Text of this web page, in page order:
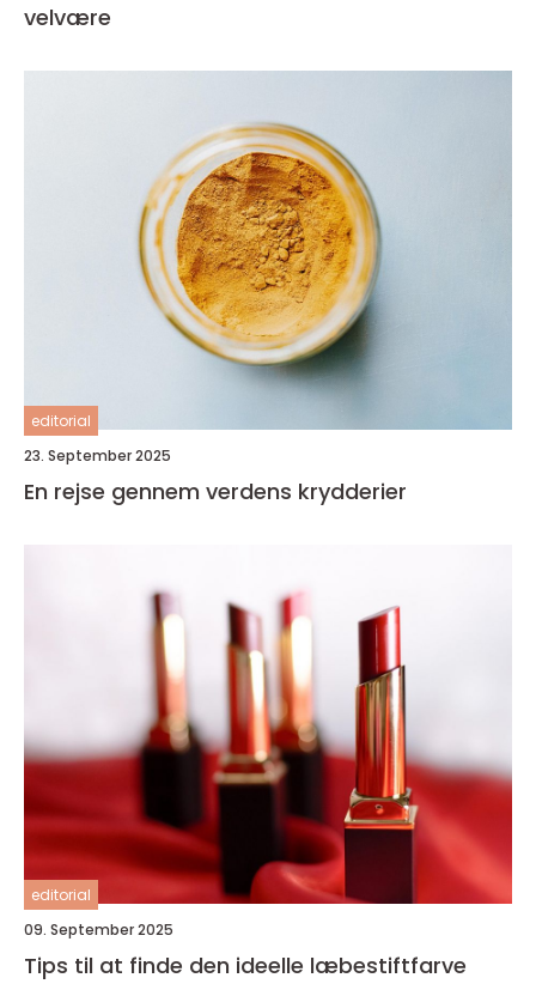
velvære
editorial
23. September 2025
En rejse gennem verdens krydderier
editorial
09. September 2025
Tips til at finde den ideelle læbestiftfarve